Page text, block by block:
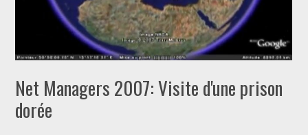
Net Managers 2007: Visite d'une prison
dorée